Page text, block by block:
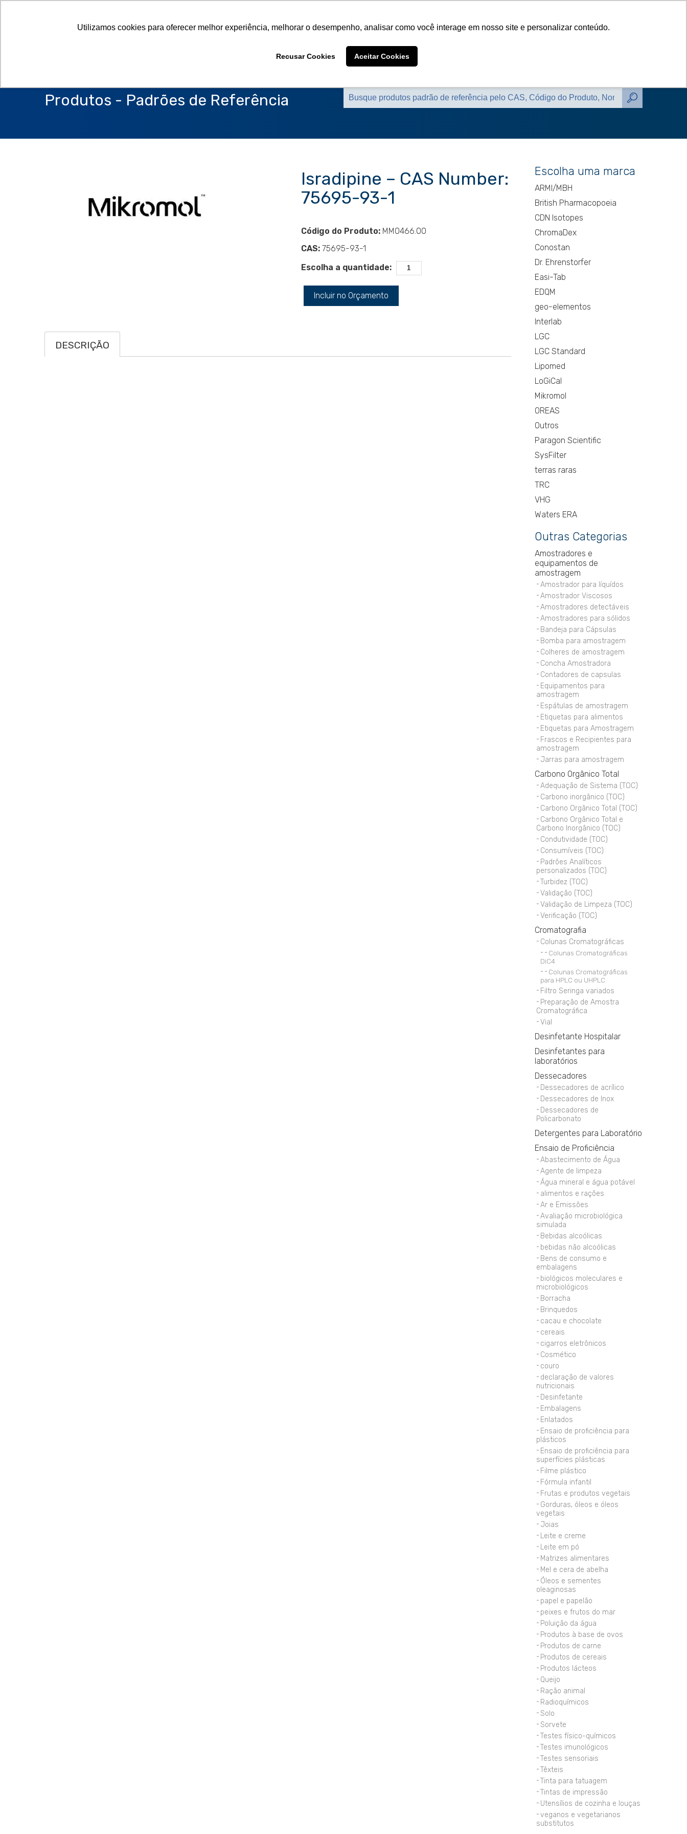
Utilizamos cookies para oferecer melhor experiência, melhorar o desempenho, analisar como você interage em nosso site e personalizar conteúdo.
Recusar Cookies Aceitar Cookies
Sobre a CMS
Produtos Marcas Representadas Catálogos Contato Blog
Produtos - Padrões de Referência
Isradipine – CAS Number:
75695-93-1
Código do Produto: MM0466.00
CAS: 75695-93-1
Escolha a quantidade:
Incluir no Orçamento
DESCRIÇÃO
Escolha uma marca
ARMI/MBH
British Pharmacopoeia
CDN Isotopes
ChromaDex
Conostan
Dr. Ehrenstorfer
Easi-Tab
EDQM
geo-elementos
Interlab
LGC
LGC Standard
Lipomed
LoGiCal
Mikromol
OREAS
Outros
Paragon Scientific
SysFilter
terras raras
TRC
VHG
Waters ERA
Outras Categorias
Amostradores e
equipamentos de
amostragem
Amostrador para líquídos
Amostrador Viscosos
Amostradores detectáveis
Amostradores para sólidos
Bandeja para Cápsulas
Bomba para amostragem
Colheres de amostragem
Concha Amostradora
Contadores de capsulas
Equipamentos para
amostragem
Espátulas de amostragem
Etiquetas para alimentos
Etiquetas para Amostragem
Frascos e Recipientes para
amostragem
Jarras para amostragem
Carbono Orgânico Total
Adequação de Sistema (TOC)
Carbono inorgânico (TOC)
Carbono Orgânico Total (TOC)
Carbono Orgânico Total e
Carbono Inorgânico (TOC)
Condutividade (TOC)
Consumíveis (TOC)
Padrões Analíticos
personalizados (TOC)
Turbidez (TOC)
Validação (TOC)
Validação de Limpeza (TOC)
Verificação (TOC)
Cromatografia
Colunas Cromatográficas
Colunas Cromatográficas
DiC4
Colunas Cromatográficas
para HPLC ou UHPLC
Filtro Seringa variados
Preparação de Amostra
Cromatográfica
Vial
Desinfetante Hospitalar
Desinfetantes para
laboratórios
Dessecadores
Dessecadores de acrílico
Dessecadores de Inox
Dessecadores de
Policarbonato
Detergentes para Laboratório
Ensaio de Proficiência
Abastecimento de Água
Agente de limpeza
Água mineral e água potável
alimentos e rações
Ar e Emissões
Avaliação microbiológica
simulada
Bebidas alcoólicas
bebidas não alcoólicas
Bens de consumo e
embalagens
biológicos moleculares e
microbiológicos
Borracha
Brinquedos
cacau e chocolate
cereais
cigarros eletrônicos
Cosmético
couro
declaração de valores
nutricionais
Desinfetante
Embalagens
Enlatados
Ensaio de proficiência para
plásticos
Ensaio de proficiência para
superfícies plásticas
Filme plástico
Fórmula infantil
Frutas e produtos vegetais
Gorduras, óleos e óleos
vegetais
Joias
Leite e creme
Leite em pó
Matrizes alimentares
Mel e cera de abelha
Óleos e sementes
oleaginosas
papel e papelão
peixes e frutos do mar
Poluição da água
Produtos à base de ovos
Produtos de carne
Produtos de cereais
Produtos lácteos
Queijo
Ração animal
Radioquímicos
Solo
Sorvete
Testes físico-químicos
Testes imunológicos
Testes sensoriais
Têxteis
Tinta para tatuagem
Tintas de impressão
Utensílios de cozinha e louças
veganos e vegetarianos
substitutos